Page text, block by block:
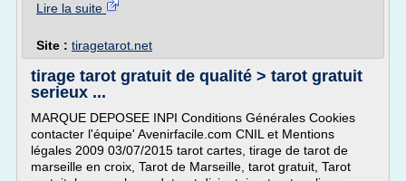
Lire la suite
Site : tiragetarot.net
tirage tarot gratuit de qualité > tarot gratuit
serieux ...
MARQUE DEPOSEE INPI Conditions Générales Cookies
contacter l'équipe' Avenirfacile.com CNIL et Mentions
légales 2009 03/07/2015 tarot cartes, tirage de tarot de
marseille en croix, Tarot de Marseille, tarot gratuit, Tarot